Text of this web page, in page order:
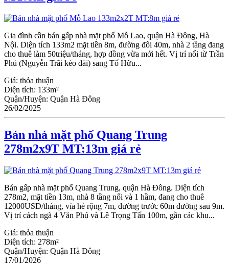
Gia đình cần bán gấp nhà mặt phố Mỗ Lao, quận Hà Đông, Hà
Nội. Diện tích 133m2 mặt tiền 8m, đường đôi 40m, nhà 2 tầng đang
cho thuê làm 50triệu/tháng, hợp đồng vừa mới hết. Vị trí nối từ Trần
Phú (Nguyễn Trãi kéo dài) sang Tố Hữu...
Giá: thỏa thuận
Diện tích: 133m²
Quận/Huyện: Quận Hà Đông
26/02/2025
Bán nhà mặt phố Quang Trung
278m2x9T MT:13m giá rẻ
Bán gấp nhà mặt phố Quang Trung, quận Hà Đông. Diện tích
278m2, mặt tiền 13m, nhà 8 tầng nổi và 1 hầm, đang cho thuê
12000USD/tháng, vỉa hè rộng 7m, đường trước 60m đường sau 9m.
Vị trí cách ngã 4 Văn Phú và Lê Trọng Tấn 100m, gần các khu...
Giá: thỏa thuận
Diện tích: 278m²
Quận/Huyện: Quận Hà Đông
17/01/2026